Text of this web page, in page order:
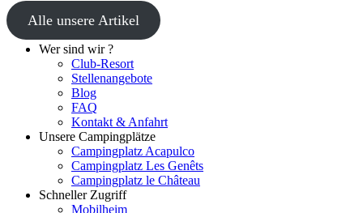
Alle unsere Artikel
Wer sind wir ?
Club-Resort
Stellenangebote
Blog
FAQ
Kontakt & Anfahrt
Unsere Campingplätze
Campingplatz Acapulco
Campingplatz Les Genêts
Campingplatz le Château
Schneller Zugriff
Mobilheim